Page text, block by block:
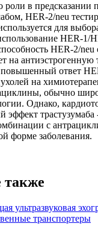
в предсказании
HER-2/neu
для
HER-1/
HER-2/neu
на
повышенный ответ
на
обычно
Однако,
трастузумаба
с
форме заболевания.
также
ультразвуковая
транспортеры